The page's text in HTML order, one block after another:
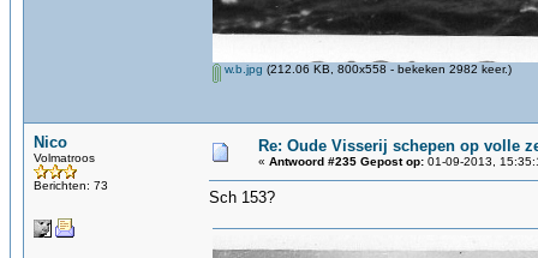
w.b.jpg (212.06 KB, 800x558 - bekeken 2982 keer.)
Nico
Volmatroos
Berichten: 73
Re: Oude Visserij schepen op volle
« Antwoord #235 Gepost op: 01-09-2013,
Sch 153?